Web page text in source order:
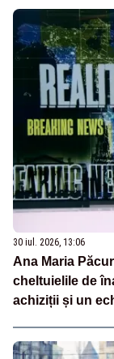
30 iul. 2026, 13:06
Ana Maria
cheltuielile de
achiziții și un